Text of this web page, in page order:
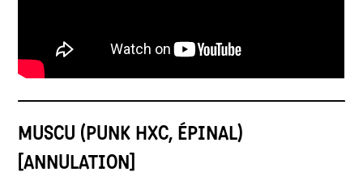
MUSCU (PUNK HXC, ÉPINAL)
[ANNULATION]